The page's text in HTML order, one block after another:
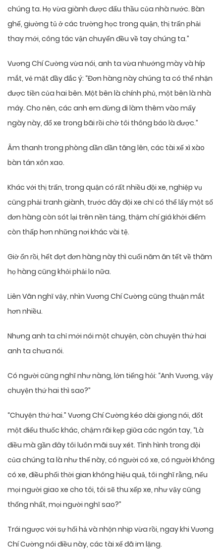
chúng ta. Họ vừa giành được đấu thầu của nhà nước. Bàn
ghế, giường tủ ở các trường học trong quận, thị trấn phải
thay mới, công tác vận chuyển đều về tay chúng ta.”
Vương Chí Cường vừa nói, anh ta vừa nhướng mày và híp
mắt, vẻ mặt đầy đắc ý: “Đơn hàng này chúng ta có thể nhận
được tiền của hai bên. Một bên là chính phủ, một bên là nhà
máy. Cho nên, các anh em đừng đi làm thêm vào mấy
ngày này, đổ xe trong bãi rồi chờ tôi thông báo là được.”
Âm thanh trong phòng dần dần tăng lên, các tài xế xì xào
bàn tán xôn xao.
Khác với thị trấn, trong quận có rất nhiều đội xe, nghiệp vụ
cũng phải tranh giành, trước đây đội xe chỉ có thể lấy một số
đơn hàng còn sót lại trên nền tảng, thậm chí giá khởi điểm
còn thấp hơn những nơi khác vài tệ.
Giờ ổn rồi, hết đợt đơn hàng này thì cuối năm ăn tết về thăm
họ hàng cũng khỏi phải lo nữa.
Liên Vãn nghĩ vậy, nhìn Vương Chí Cường cũng thuận mắt
hơn nhiều.
Nhưng anh ta chỉ mới nói một chuyện, còn chuyện thứ hai
anh ta chưa nói.
Có người cũng nghĩ như nàng, lớn tiếng hỏi: “Anh Vương, vậy
chuyện thứ hai thì sao?”
“Chuyện thứ hai.” Vương Chí Cường kéo dài giọng nói, đốt
một điếu thuốc khác, chậm rãi kẹp giữa các ngón tay, “Là
điều mà gần đây tôi luôn mãi suy xét. Tình hình trong đội
của chúng ta là như thế này, có người có xe, có người không
có xe, điều phối thời gian không hiệu quả, tôi nghĩ rằng, nếu
mọi người giao xe cho tôi, tôi sẽ thu xếp xe, như vậy cũng
thống nhất, mọi người nghĩ sao?”
Trái ngược với sự hối hả và nhộn nhịp vừa rồi, ngay khi Vương
Chí Cường nói điều này, các tài xế đã im lặng.